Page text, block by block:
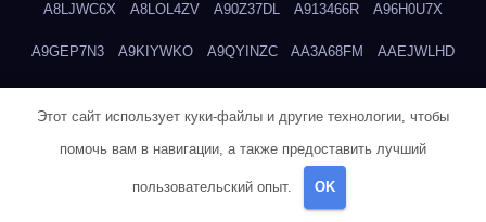
A8LJWC6X A8LOL4ZV A90Z37DL A913466R A96H0U7X
A9GEP7N3 A9KIYWKO A9QYINZC AA3A68FM AAEJWLHD
ADMVWTS8 ADOE3V3Y
Этот сайт использует куки-файлы и другие технологии, чтобы
помочь вам в навигации, а также предоставить лучший
пользовательский опыт. OK